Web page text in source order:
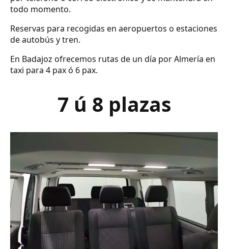
todo momento.
Reservas para recogidas en aeropuertos o estaciones
de autobús y tren.
En Badajoz ofrecemos rutas de un día por Almería en
taxi para 4 pax ó 6 pax.
7 ú 8 plazas